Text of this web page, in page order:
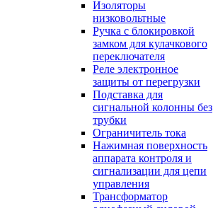
Изоляторы
низковольтные
Ручка с блокировкой
замком для кулачкового
переключателя
Реле электронное
защиты от перегрузки
Подставка для
сигнальной колонны без
трубки
Ограничитель тока
Нажимная поверхность
аппарата контроля и
сигнализации для цепи
управления
Трансформатор